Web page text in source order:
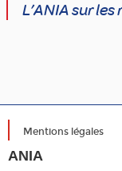
L’ANIA sur
Mentions légales
ANIA